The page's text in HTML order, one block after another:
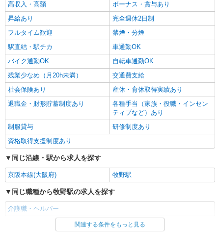
高収入・高額
ボーナス・賞与あり
昇給あり
完全週休2日制
フルタイム歓迎
禁煙・分煙
駅直結・駅チカ
車通勤OK
バイク通勤OK
自転車通勤OK
残業少なめ（月20h未満）
交通費支給
社会保険あり
産休・育休取得実績あり
退職金・財形貯蓄制度あり
各種手当（家族・役職・インセン
ティブなど）あり
制服貸与
研修制度あり
資格取得支援制度あり
同じ沿線・駅から求人を探す
京阪本線(大阪府) 牧野駅
同じ職種から牧野駅の求人を探す
介護職・ヘルパー
同じ雇用形態から牧野駅の求人を探す
関連する条件をもっと見る